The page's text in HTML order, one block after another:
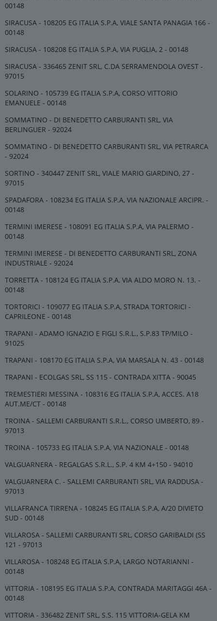
00148
SIRACUSA - 108205 EG ITALIA S.P.A, VIALE SANTA PANAGIA 166 -
00148
SIRACUSA - 108208 EG ITALIA S.P.A, VIA PUGLIA, 2 - 00148
SIRACUSA - 336465 ZENIT SRL, C.DA SERRAMENDOLA OVEST -
97015
SOLARINO - 105739 EG ITALIA S.P.A, CORSO VITTORIO
EMANUELE - 00148
SOMMATINO - DI BENEDETTO CARBURANTI SRL, VIA
BERLINGUER - 92024
SOMMATINO - DI BENEDETTO CARBURANTI SRL, VIA PETRARCA
- 92024
SORTINO - 340447 ZENIT SRL, VIALE MARIO GIARDINO, 27 -
97015
SPADAFORA - 108234 EG ITALIA S.P.A, VIA NAZIONALE ARCIPR. -
00148
TERMINI IMERESE - 108091 EG ITALIA S.P.A, VIA PALERMO -
00148
TERMINI IMERESE - DI BENEDETTO CARBURANTI SRL, ZONA
INDUSTRIALE - 92024
TORRETTA - 108124 EG ITALIA S.P.A, VIA ALDO MORO N. 13. -
00148
TORTORICI - 109077 EG ITALIA S.P.A, STRADA TORTORICI -
CAPRILEONE - 00148
TRAPANI - ADAMO IGNAZIO E FIGLI S.R.L., S.P.83 TP/MILO -
91025
TRAPANI - 108170 EG ITALIA S.P.A, VIA MARSALA N. 43 - 00148
TRAPANI - ECOLGAS SRL, SS 115 - CONTRADA XITTA - 90045
TREMESTIERI MESSINA - 108316 EG ITALIA S.P.A, ACCES. A18
AUT.ME/CT - 00148
TROINA - SALLEMI CARBURANTI S.R.L., CORSO UMBERTO, 89 -
97013
TROINA - 105733 EG ITALIA S.P.A, VIA NAZIONALE - 00148
VALGUARNERA - REGALGAS S.R.L., S.P. 4 KM 4+150 - 94010
VALGUARNERA C. - SALLEMI CARBURANTI SRL, VIA RADDUSA -
97013
VILLAFRANCA TIRRENA - 108245 EG ITALIA S.P.A, A/20 DIVIETO
SUD - 00148
VILLAROSA - SALLEMI CARBURANTI SRL, CORSO GARIBALDI (SS
121 - 97013
VILLAROSA - 108248 EG ITALIA S.P.A, LARGO NOTARIANNI -
00148
VITTORIA - 108195 EG ITALIA S.P.A, CONTRADA MARITAGGI 46A -
00148
VITTORIA - 336482 ZENIT SRL, S.S. 115 VITTORIA-GELA KM